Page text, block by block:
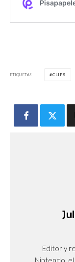
ETIQUETAS CLIPS
Editor y
Nintendo, el